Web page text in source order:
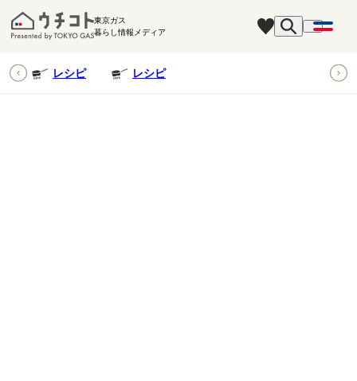
東京ガス
暮らし情報メディア
レシピ レシピ